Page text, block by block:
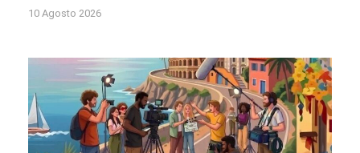
10 Agosto 2026